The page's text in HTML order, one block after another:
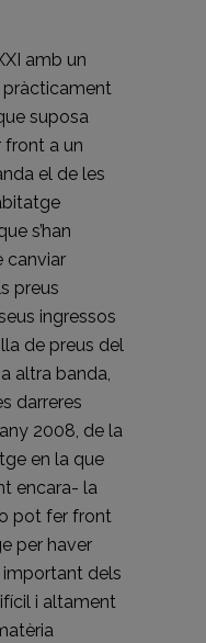
amb un
pràcticament
suposa
front a un
el de les
s’han
canviar
preus
ingressos
de preus del
altra banda,
darreres
2008, de la
en la que
encara- la
pot fer front
per haver
dels
i altament